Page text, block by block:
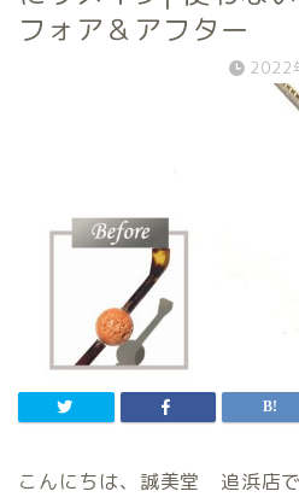
フォア＆アフター
2022
こんにちは、誠美堂 追浜店で